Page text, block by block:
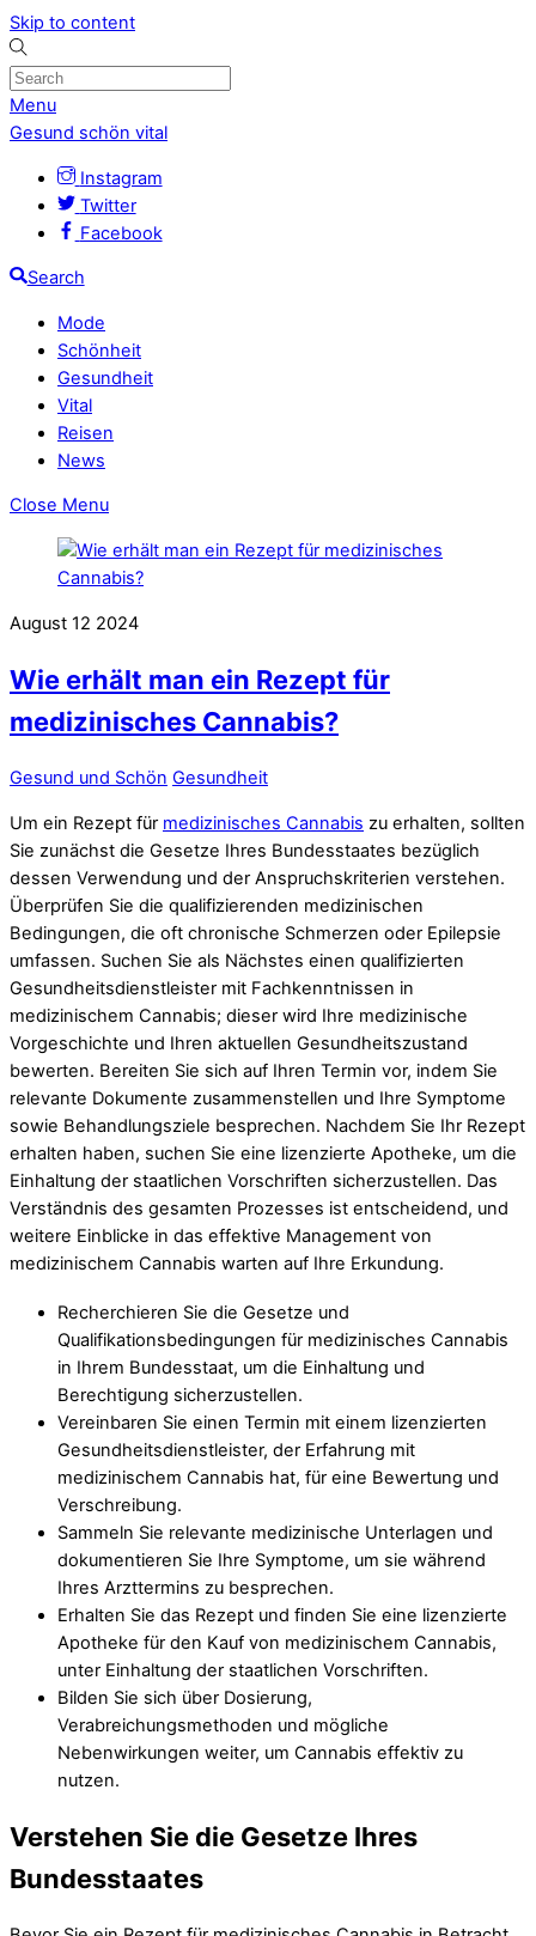
Skip to content
Menu
Gesund schön vital
Instagram
Twitter
Facebook
Search
Mode
Schönheit
Gesundheit
Vital
Reisen
News
Close Menu
August 12 2024
Wie erhält man ein Rezept für
medizinisches Cannabis?
Gesund und Schön Gesundheit
Um ein Rezept für medizinisches Cannabis zu erhalten, sollten
Sie zunächst die Gesetze Ihres Bundesstaates bezüglich
dessen Verwendung und der Anspruchskriterien verstehen.
Überprüfen Sie die qualifizierenden medizinischen
Bedingungen, die oft chronische Schmerzen oder Epilepsie
umfassen. Suchen Sie als Nächstes einen qualifizierten
Gesundheitsdienstleister mit Fachkenntnissen in
medizinischem Cannabis; dieser wird Ihre medizinische
Vorgeschichte und Ihren aktuellen Gesundheitszustand
bewerten. Bereiten Sie sich auf Ihren Termin vor, indem Sie
relevante Dokumente zusammenstellen und Ihre Symptome
sowie Behandlungsziele besprechen. Nachdem Sie Ihr Rezept
erhalten haben, suchen Sie eine lizenzierte Apotheke, um die
Einhaltung der staatlichen Vorschriften sicherzustellen. Das
Verständnis des gesamten Prozesses ist entscheidend, und
weitere Einblicke in das effektive Management von
medizinischem Cannabis warten auf Ihre Erkundung.
Recherchieren Sie die Gesetze und
Qualifikationsbedingungen für medizinisches Cannabis
in Ihrem Bundesstaat, um die Einhaltung und
Berechtigung sicherzustellen.
Vereinbaren Sie einen Termin mit einem lizenzierten
Gesundheitsdienstleister, der Erfahrung mit
medizinischem Cannabis hat, für eine Bewertung und
Verschreibung.
Sammeln Sie relevante medizinische Unterlagen und
dokumentieren Sie Ihre Symptome, um sie während
Ihres Arzttermins zu besprechen.
Erhalten Sie das Rezept und finden Sie eine lizenzierte
Apotheke für den Kauf von medizinischem Cannabis,
unter Einhaltung der staatlichen Vorschriften.
Bilden Sie sich über Dosierung,
Verabreichungsmethoden und mögliche
Nebenwirkungen weiter, um Cannabis effektiv zu
nutzen.
Verstehen Sie die Gesetze Ihres
Bundesstaates